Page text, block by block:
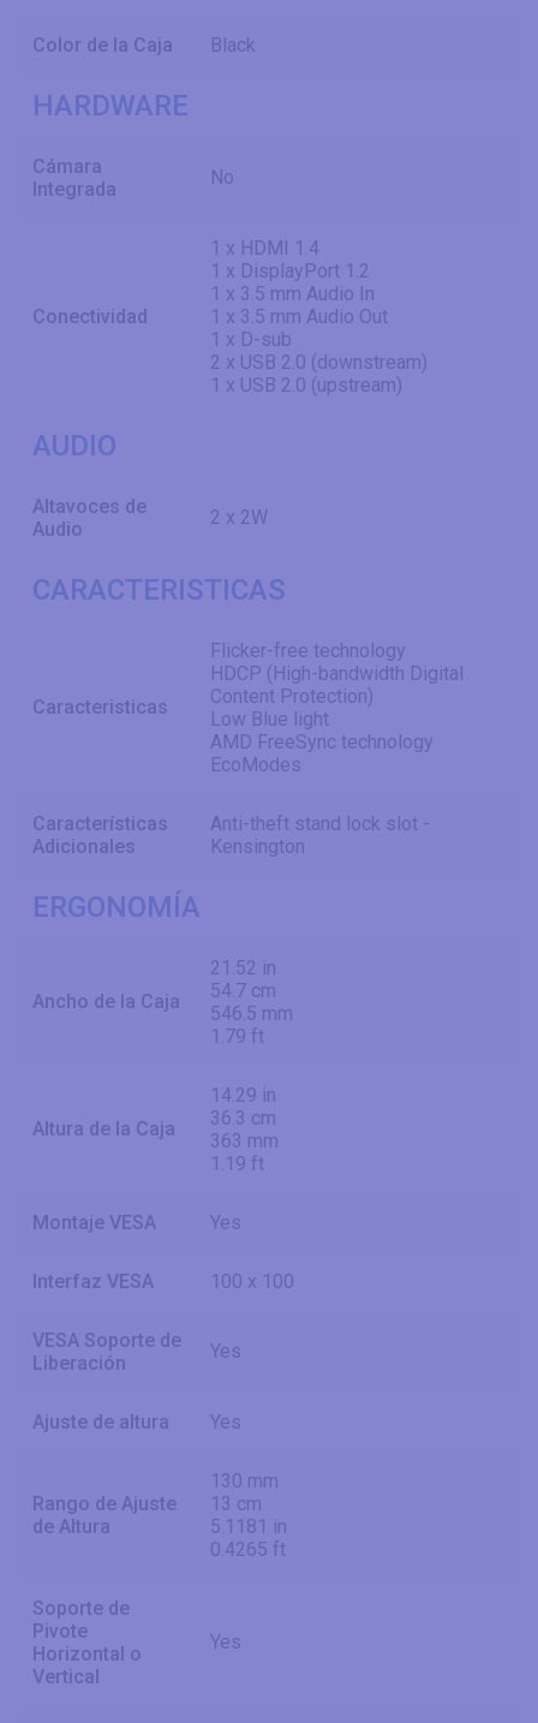
Color de la Caja Black
HARDWARE
Cámara
Integrada
No
Conectividad
1 x HDMI 1.4
1 x DisplayPort 1.2
1 x 3.5 mm Audio In
1 x 3.5 mm Audio Out
1 x D-sub
2 x USB 2.0 (downstream)
1 x USB 2.0 (upstream)
AUDIO
Altavoces de
Audio
2 x 2W
CARACTERISTICAS
Caracteristicas
Flicker-free technology
HDCP (High-bandwidth Digital
Content Protection)
Low Blue light
AMD FreeSync technology
EcoModes
Características
Adicionales
Anti-theft stand lock slot -
Kensington
ERGONOMÍA
Ancho de la Caja
21.52 in
54.7 cm
546.5 mm
1.79 ft
Altura de la Caja
14.29 in
36.3 cm
363 mm
1.19 ft
Montaje VESA Yes
Interfaz VESA 100 x 100
VESA Soporte de
Liberación
Yes
Ajuste de altura Yes
Rango de Ajuste
de Altura
130 mm
13 cm
5.1181 in
0.4265 ft
Soporte de
Pivote
Horizontal o
Vertical
Yes